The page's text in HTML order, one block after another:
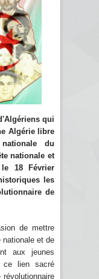
qui
Algérie libre
du
nationale et
le 18 Février
les
de
de mettre
nationale et de
aux jeunes
ce lien sacré
révolutionnaire